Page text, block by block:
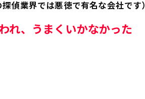
偵業界では悪徳で有名な会社です）
れ、うまくいかなかった